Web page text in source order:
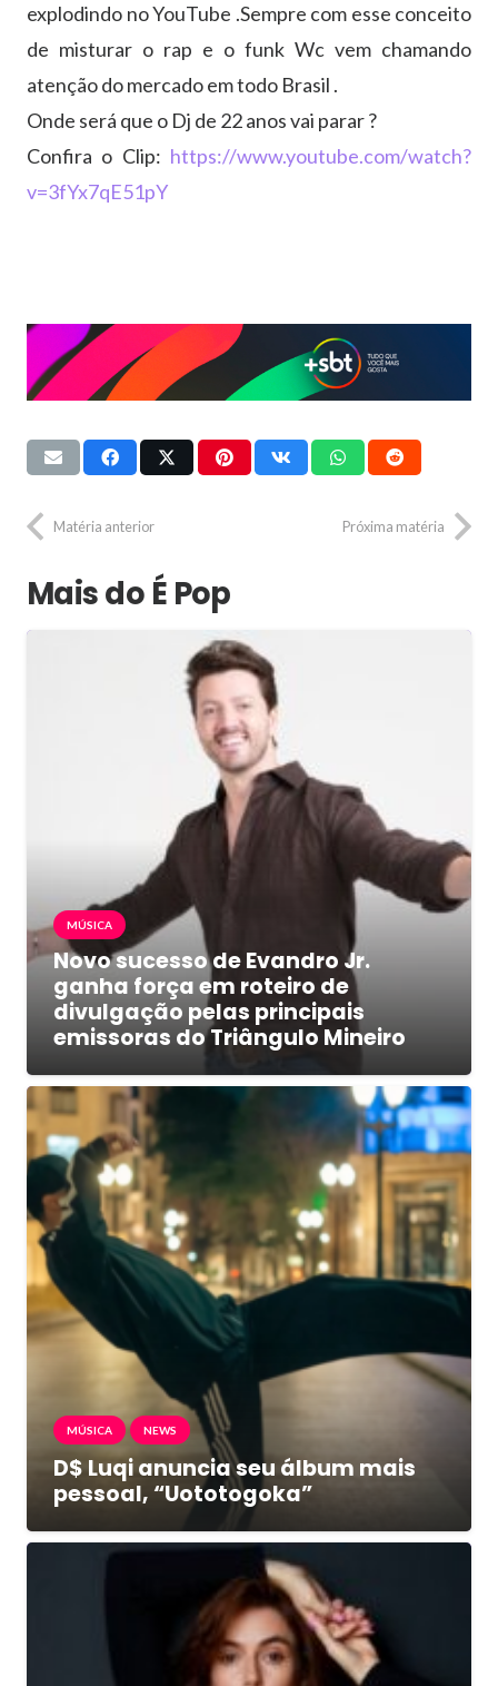
explodindo no YouTube .Sempre com esse conceito
de misturar o rap e o funk Wc vem chamando
atenção do mercado em todo Brasil .
Onde será que o Dj de 22 anos vai parar ?
Confira o Clip: https://www.youtube.com/watch?
v=3fYx7qE51pY
Matéria anterior Próxima matéria
Mais do É Pop
MÚSICA
Novo sucesso de Evandro Jr.
ganha força em roteiro de
divulgação pelas principais
emissoras do Triângulo Mineiro
MÚSICA NEWS
D$ Luqi anuncia seu álbum mais
pessoal, “Uototogoka”